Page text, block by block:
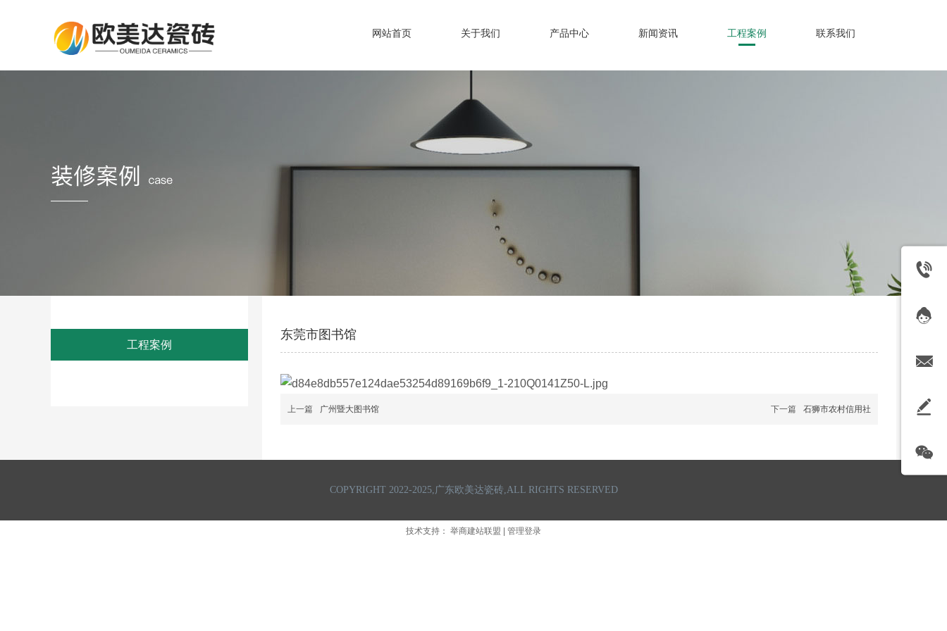
网站首页 关于我们 产品中心 新闻资讯 工程案例 联系我们
工程案例
东莞市图书馆
上一篇 广州暨大图书馆 下一篇 石狮市农村信用社
COPYRIGHT 2022-2025,广东欧美达瓷砖,ALL RIGHTS RESERVED
技术支持： 举商建站联盟 管理登录